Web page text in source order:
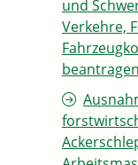
und
Verkehre,
beantragen